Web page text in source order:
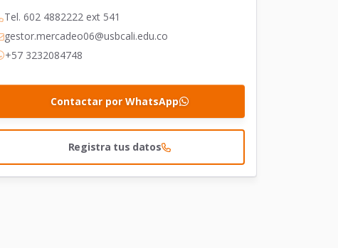
Tel. 602 4882222 ext 541
gestor.mercadeo06@usbcali.edu.co
+57 3232084748
Contactar por WhatsApp
Registra tus datos